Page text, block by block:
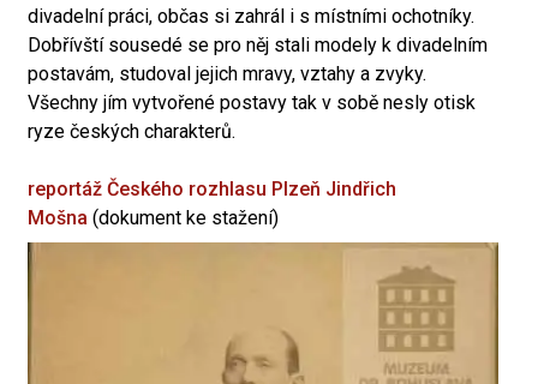
divadelní práci, občas si zahrál i s místními ochotníky.
Dobřívští sousedé se pro něj stali modely k divadelním
postavám, studoval jejich mravy, vztahy a zvyky.
Všechny jím vytvořené postavy tak v sobě nesly otisk
ryze českých charakterů.
reportáž Českého rozhlasu Plzeň Jindřich
Mošna (dokument ke stažení)